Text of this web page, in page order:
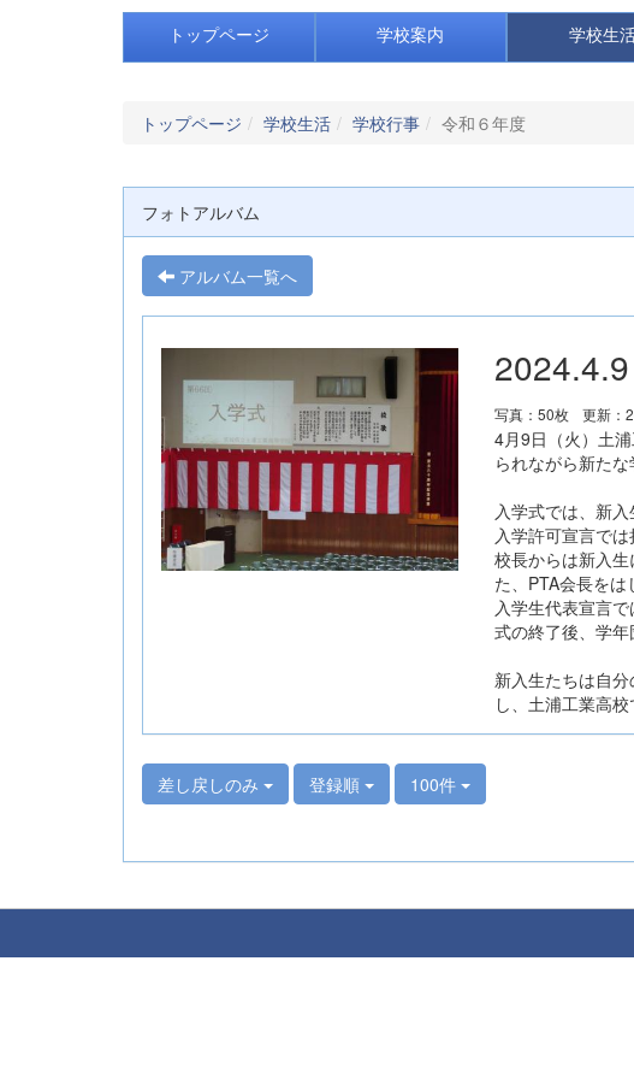
トップページ 学校案内 学校生
トップページ 学校生活 学校行事 令和６年度
フォトアルバム
アルバム一覧へ
写真：50枚 更新：
4月9日（火）土
られながら新たな
入学式では、新
入学許可宣言で
校長からは新入
た、PTA会長をは
入学生代表宣言
式の終了後、学
新入生たちは自
し、土浦工業高
差し戻しのみ 登録順 100件